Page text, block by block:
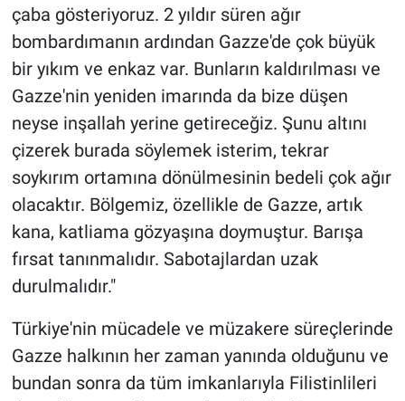
çaba gösteriyoruz. 2 yıldır süren ağır
bombardımanın ardından Gazze'de çok büyük
bir yıkım ve enkaz var. Bunların kaldırılması ve
Gazze'nin yeniden imarında da bize düşen
neyse inşallah yerine getireceğiz. Şunu altını
çizerek burada söylemek isterim, tekrar
soykırım ortamına dönülmesinin bedeli çok ağır
olacaktır. Bölgemiz, özellikle de Gazze, artık
kana, katliama gözyaşına doymuştur. Barışa
fırsat tanınmalıdır. Sabotajlardan uzak
durulmalıdır."
Türkiye'nin mücadele ve müzakere süreçlerinde
Gazze halkının her zaman yanında olduğunu ve
bundan sonra da tüm imkanlarıyla Filistinlileri